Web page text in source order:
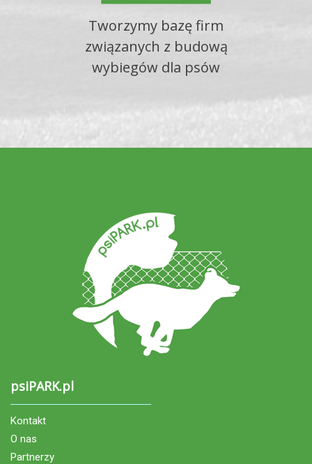
Tworzymy bazę firm
związanych z budową
wybiegów dla psów
psiPARK.pl
Kontakt
O nas
Partnerzy